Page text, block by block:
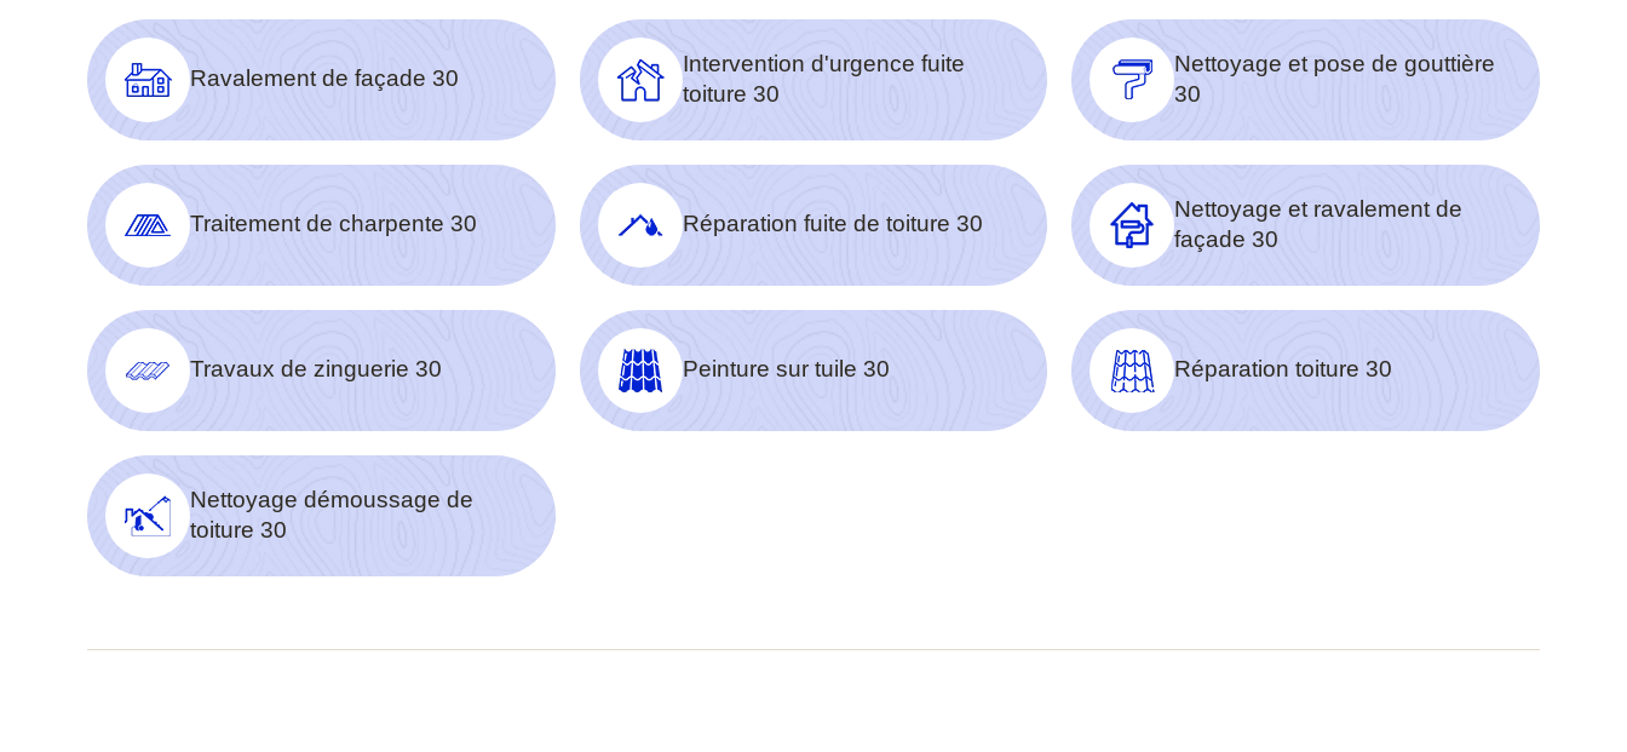
Ravalement de façade 30
Intervention d'urgence fuite
toiture 30
Nettoyage et pose de gouttière
30
Traitement de charpente 30 Réparation fuite de toiture 30
Nettoyage et ravalement de
façade 30
Travaux de zinguerie 30 Peinture sur tuile 30 Réparation toiture 30
Nettoyage démoussage de
toiture 30